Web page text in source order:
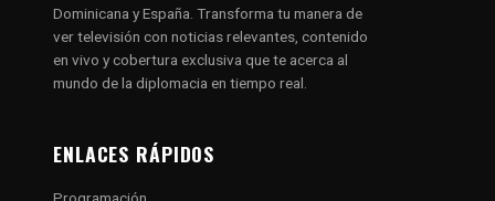
Dominicana y España. Transforma tu manera de
ver televisión con noticias relevantes, contenido
en vivo y cobertura exclusiva que te acerca al
mundo de la diplomacia en tiempo real.
ENLACES RÁPIDOS